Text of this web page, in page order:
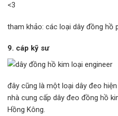
<3
tham khảo: các loại dây đồng hồ
9. cáp kỹ sư
đây cũng là một loại dây đeo
nhà cung cấp dây đeo đồng hồ
Hồng Kông.